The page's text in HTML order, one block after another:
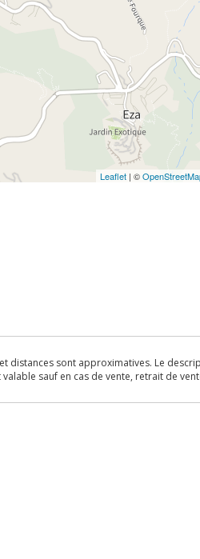
Leaflet | ©
distances sont approximatives. Le
sauf en cas de vente, retrait de